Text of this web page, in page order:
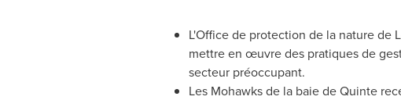
L'Office de protection de la nature de
mettre en œuvre des pratiques de
secteur préoccupant.
Les Mohawks de la baie de Quinte